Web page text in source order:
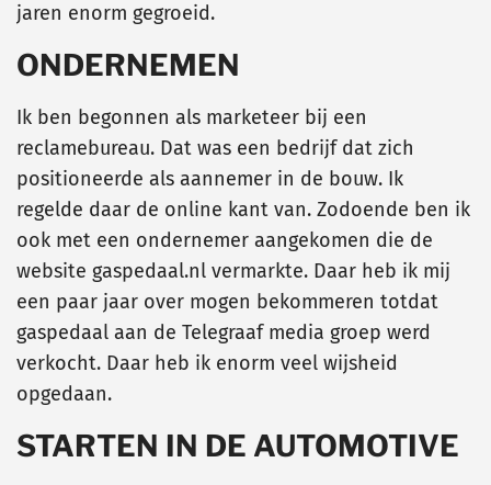
jaren enorm gegroeid.
ONDERNEMEN
Ik ben begonnen als marketeer bij een
reclamebureau. Dat was een bedrijf dat zich
positioneerde als aannemer in de bouw. Ik
regelde daar de online kant van. Zodoende ben ik
ook met een ondernemer aangekomen die de
website gaspedaal.nl vermarkte. Daar heb ik mij
een paar jaar over mogen bekommeren totdat
gaspedaal aan de Telegraaf media groep werd
verkocht. Daar heb ik enorm veel wijsheid
opgedaan.
STARTEN IN DE AUTOMOTIVE